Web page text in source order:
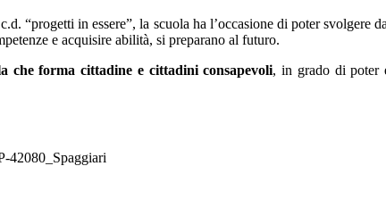
“progetti in essere”, la scuola ha l’occasione di poter svolgere
e acquisire abilità, si preparano al futuro.
che forma cittadine e cittadini consapevoli, in grado di poter
42080_Spaggiari